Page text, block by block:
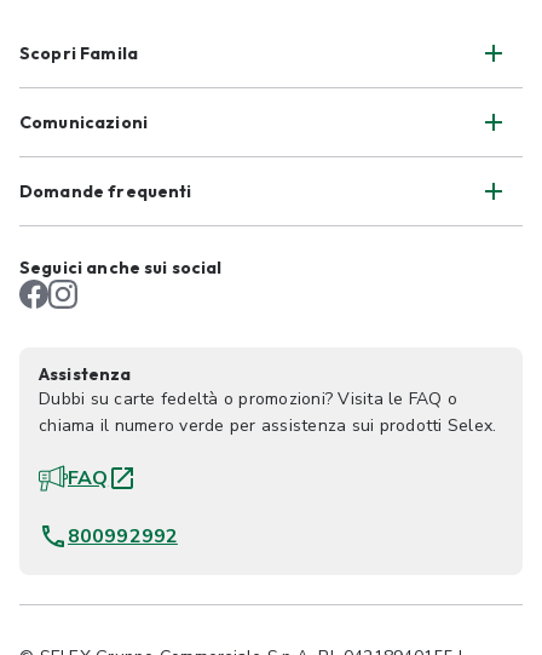
Scopri Famila
Comunicazioni
Domande frequenti
Seguici anche sui social
Assistenza
Dubbi su carte fedeltà o promozioni? Visita le FAQ o
chiama il numero verde per assistenza sui prodotti Selex.
FAQ
800992992